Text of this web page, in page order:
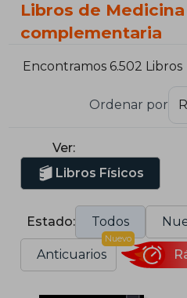
Libros de Medicina
complementaria
Encontramos 6.502 Libros
Ordenar por
Ver:
Libros Físicos
Estado: Todos
Anticuarios
Nuevo